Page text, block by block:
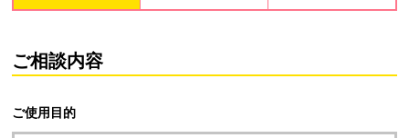
ご相談内容
ご使用目的